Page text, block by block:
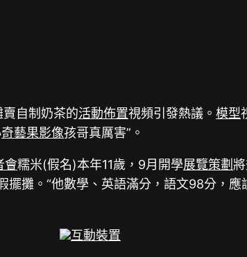
自制奶茶的活動佈置視頻引發熱議。模型
奇藝果影像孩哥真厲害”。
會糯米(假名)本年11歲，9月開學展覽策劃
攤。“他數學、英語滿分，語文98分，
互動裝置